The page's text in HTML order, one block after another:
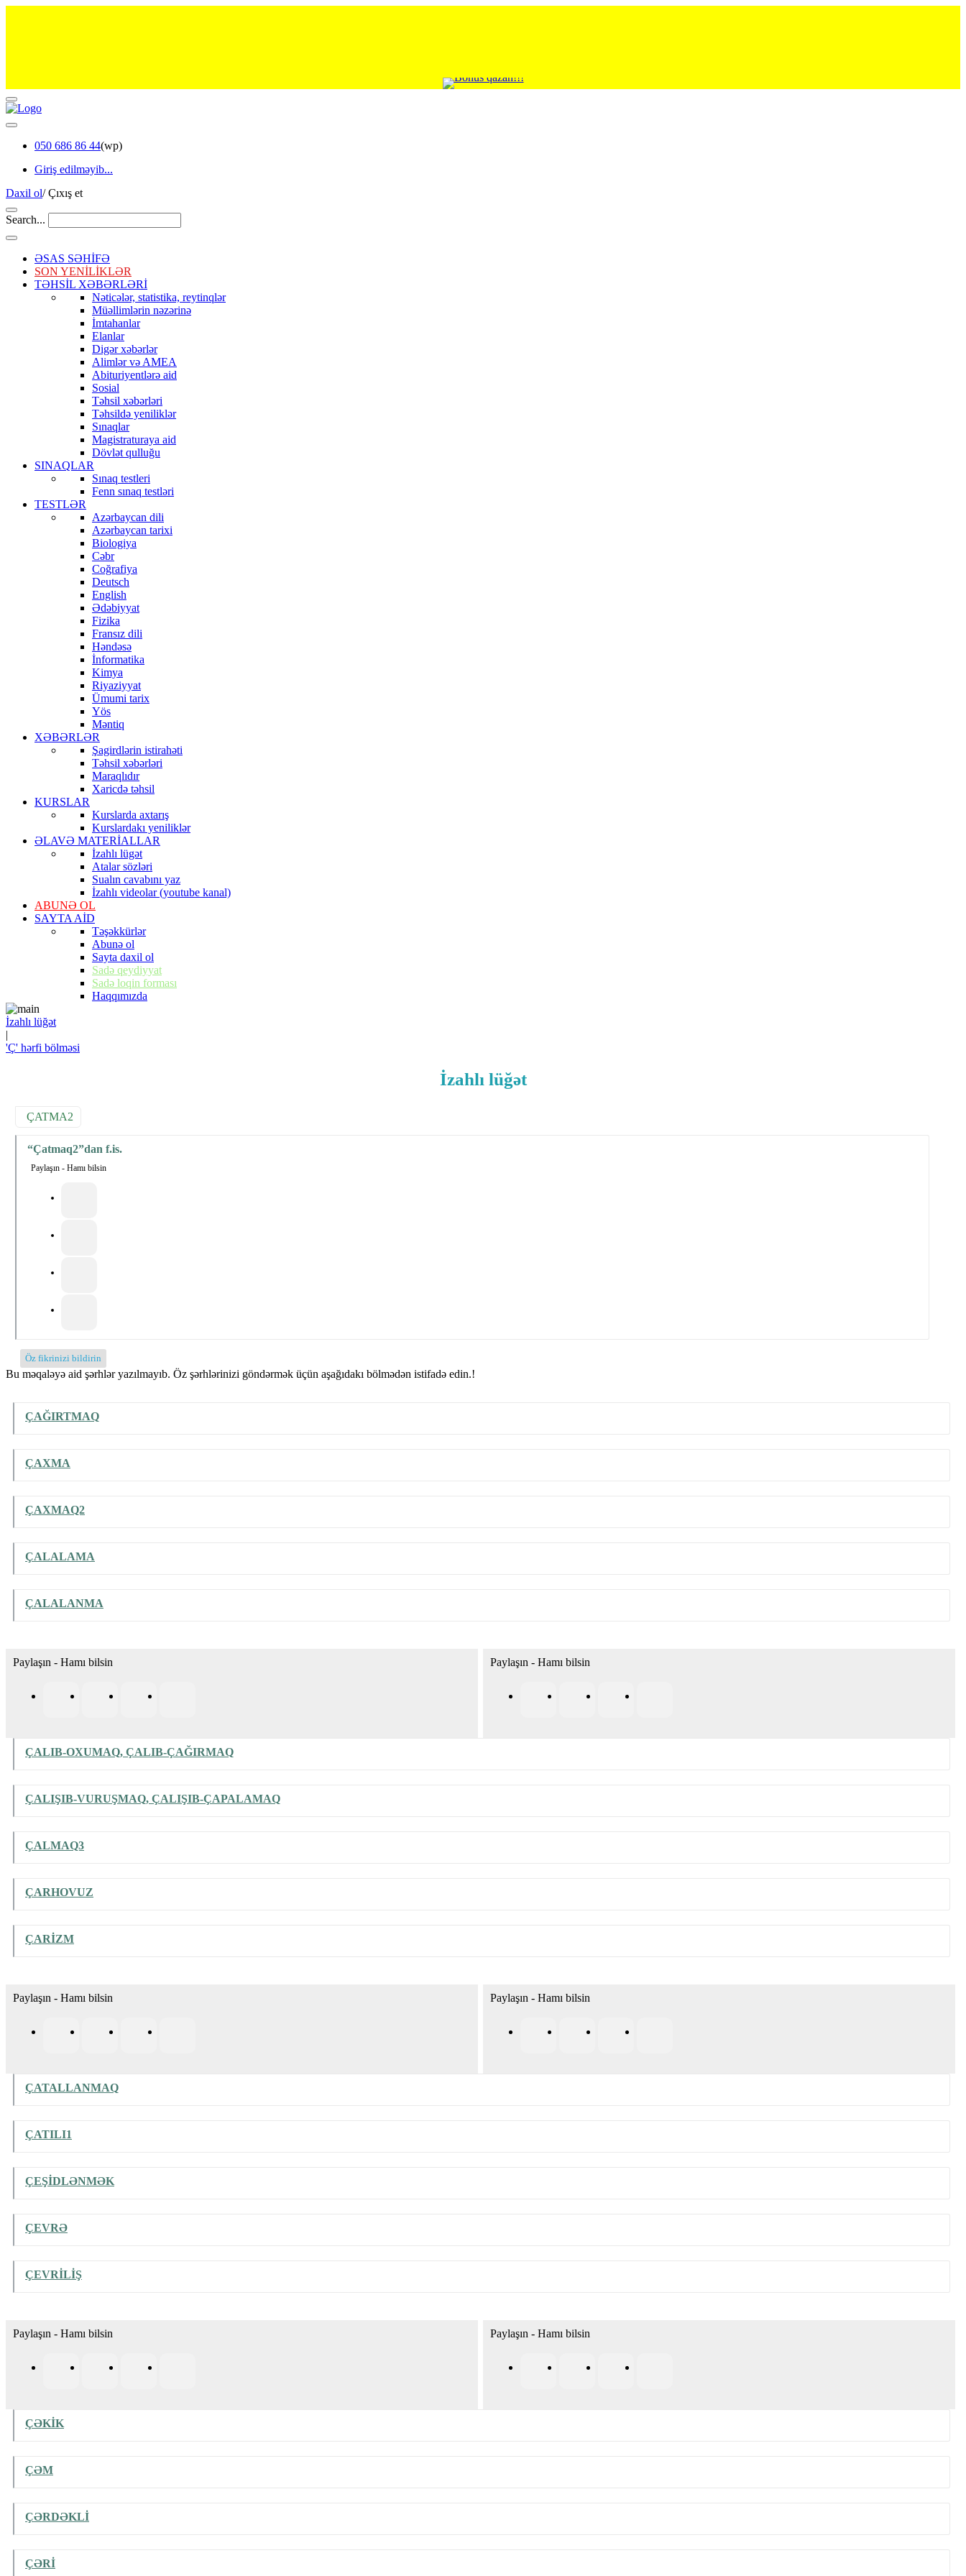
050 686 86 44(wp)
Giriş edilməyib...
Daxil ol/Çıxış et
Search...
ƏSAS SƏHİFƏ
SON YENİLİKLƏR
TƏHSİL XƏBƏRLƏRİ
Nəticələr, statistika, reytinqlər
Müəllimlərin nəzərinə
İmtahanlar
Elanlar
Digər xəbərlər
Alimlər və AMEA
Abituriyentlərə aid
Sosial
Təhsil xəbərləri
Təhsildə yeniliklər
Sınaqlar
Magistraturaya aid
Dövlət qulluğu
SINAQLAR
Sınaq testleri
Fenn sınaq testləri
TESTLƏR
Azərbaycan dili
Azərbaycan tarixi
Biologiya
Cəbr
Coğrafiya
Deutsch
English
Ədəbiyyat
Fizika
Fransız dili
Həndəsə
İnformatika
Kimya
Riyaziyyat
Ümumi tarix
Yös
Məntiq
XƏBƏRLƏR
Şagirdlərin istirahəti
Təhsil xəbərləri
Maraqlıdır
Xaricdə təhsil
KURSLAR
Kurslarda axtarış
Kurslardakı yeniliklər
ƏLAVƏ MATERİALLAR
İzahlı lügət
Atalar sözləri
Sualın cavabını yaz
İzahlı videolar (youtube kanal)
ABUNƏ OL
SAYTA AİD
Təşəkkürlər
Abunə ol
Sayta daxil ol
Sadə qeydiyyat
Sadə loqin forması
Haqqımızda
İzahlı lüğət
|
'Ç' hərfi bölməsi
İzahlı lüğət
ÇATMA2
“Çatmaq2”dan f.is.
Paylaşın - Hamı bilsin
Öz fikrinizi bildirin
Bu məqaləyə aid şərhlər yazılmayıb. Öz şərhlərinizi göndərmək üçün aşağıdakı bölmədən istifadə edin.!
ÇAĞIRTMAQ
ÇAXMA
ÇAXMAQ2
ÇALALAMA
ÇALALANMA
Paylaşın - Hamı bilsin Paylaşın - Hamı bilsin
ÇALIB-OXUMAQ, ÇALIB-ÇAĞIRMAQ
ÇALIŞIB-VURUŞMAQ, ÇALIŞIB-ÇAPALAMAQ
ÇALMAQ3
ÇARHOVUZ
ÇARİZM
Paylaşın - Hamı bilsin Paylaşın - Hamı bilsin
ÇATALLANMAQ
ÇATILI1
ÇEŞİDLƏNMƏK
ÇEVRƏ
ÇEVRİLİŞ
Paylaşın - Hamı bilsin Paylaşın - Hamı bilsin
ÇƏKİK
ÇƏM
ÇƏRDƏKLİ
ÇƏRİ